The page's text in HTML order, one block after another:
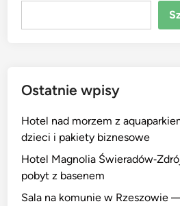
Ostatnie wpisy
Hotel nad morzem z
dzieci i pakiety biznesowe
Hotel Magnolia
pobyt z basenem
Sala na komunie w Rzeszowie